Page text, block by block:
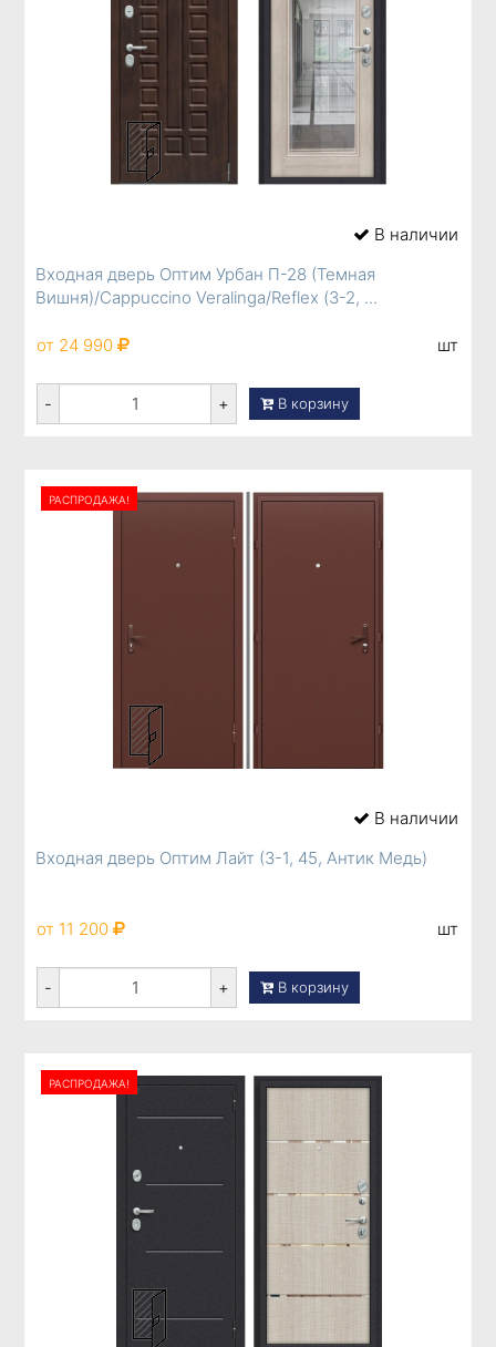
В наличии
Входная дверь Оптим Урбан П-28 (Темная
Вишня)/Cappuccino Veralinga/Reflex (З-2, ...
от 24 990 шт
- + В корзину
РАСПРОДАЖА!
В наличии
Входная дверь Оптим Лайт (З-1, 45, Антик Медь)
от 11 200 шт
- + В корзину
РАСПРОДАЖА!